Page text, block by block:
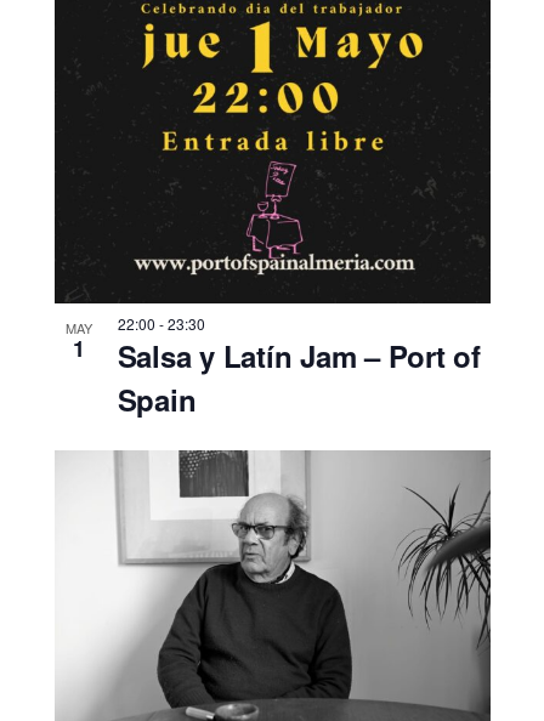
MAY
1
22:00 -23:30
Salsa y Latín Jam – Port of
Spain